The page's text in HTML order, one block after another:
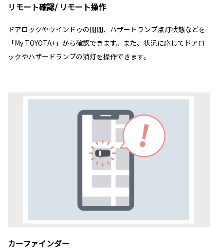
リモート確認/ リモート操作
ドアロックやウインドゥの開閉、ハザードランプ点灯状態などを
「My TOYOTA+」から確認できます。また、状況に応じてドアロ
ックやハザードランプの消灯を操作できます。
カーファインダー